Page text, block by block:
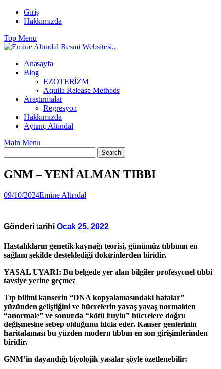
Skip
Giriş
Hakkımızda
Top Menu
Anasayfa
Blog
EZOTERİZM
Aquila Release Methods
Araştırmalar
Regresyon
Hakkımızda
Aytunç Altındal
Main Menu
GNM – YENİ ALMAN TIBBI
09/10/2024Emine Altındal
Gönderi tarihi Ocak 25, 2022
Hastalıkların genetik kaynağı teorisi, günümüz tıbbının en
sağlam şekilde desteklediği doktrinlerden biridir.
YASAL UYARI: Bu belgede yer alan bilgiler profesyonel tıbbi
tavsiye yerine geçmez
Tıp bilimi kanserin “DNA kopyalamasındaki hatalar”
yüzünden geliştiğini ve hücrelerin yavaş yavaş normalden
“anormale” ve sonunda “kötü huylu” hücrelere doğru
değişmesine sebep olduğunu iddia eder. Kanser genlerinin
haritalaması bu yüzden modern tıbbın en son girişimlerinden
biridir.
GNM’in dayandığı biyolojik yasalar şöyle özetlenebilir: